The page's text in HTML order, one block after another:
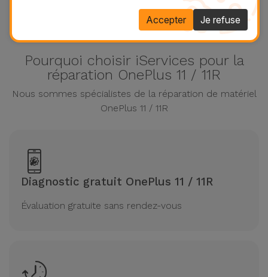
Pourquoi choisir iServices pour la
réparation OnePlus 11 / 11R
Nous sommes spécialistes de la réparation de matériel
OnePlus 11 / 11R
Diagnostic gratuit OnePlus 11 / 11R
Évaluation gratuite sans rendez-vous
Je refuse
Accepter